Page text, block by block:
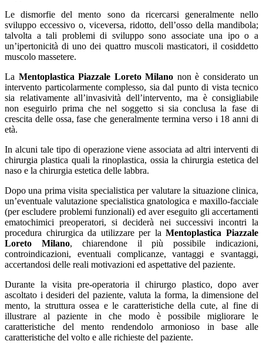
Le dismorfie del mento sono da ricercarsi generalmente nello
sviluppo eccessivo o, viceversa, ridotto, dell’osso della mandibola;
talvolta a tali problemi di sviluppo sono associate una ipo o a
un’ipertonicità di uno dei quattro muscoli masticatori, il cosiddetto
muscolo massetere.
La Mentoplastica Piazzale Loreto Milano non è considerato un
intervento particolarmente complesso, sia dal punto di vista tecnico
sia relativamente all’invasività dell’intervento, ma è consigliabile
non eseguirlo prima che nel soggetto si sia conclusa la fase di
crescita delle ossa, fase che generalmente termina verso i 18 anni di
età.
In alcuni tale tipo di operazione viene associata ad altri interventi di
chirurgia plastica quali la rinoplastica, ossia la chirurgia estetica del
naso e la chirurgia estetica delle labbra.
Dopo una prima visita specialistica per valutare la situazione clinica,
un’eventuale valutazione specialistica gnatologica e maxillo-facciale
(per escludere problemi funzionali) ed aver eseguito gli accertamenti
ematochimici preoperatori, si deciderà nei successivi incontri la
procedura chirurgica da utilizzare per laMentoplastica Piazzale
Loreto Milano, chiarendone il più possibile indicazioni,
controindicazioni, eventuali complicanze, vantaggi e svantaggi,
accertandosi delle reali motivazioni ed aspettative del paziente.
Durante la visita pre-operatoria il chirurgo plastico, dopo aver
ascoltato i desideri del paziente, valuta la forma, la dimensione del
mento, la struttura ossea e le caratteristiche della cute, al fine di
illustrare al paziente in che modo è possibile migliorare le
caratteristiche del mento rendendolo armonioso in base alle
caratteristiche del volto e alle richieste del paziente.